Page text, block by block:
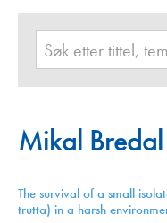
Mikal Bredal
The survival of a small
trutta) in a harsh